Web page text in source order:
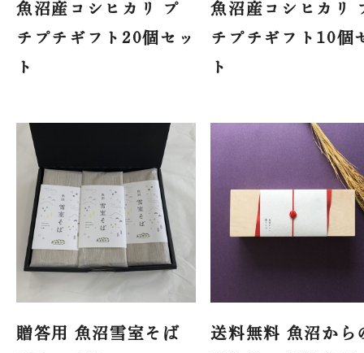
魚沼産コシヒカリ プ
チプチギフト20個セッ
ト
魚沼産コシヒカリ
チプチギフト10個
ト
贈答用 魚沼雪室そば
送料無料 魚沼から